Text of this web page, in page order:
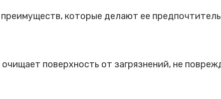
которые делают ее
поверхность от загрязнений, не